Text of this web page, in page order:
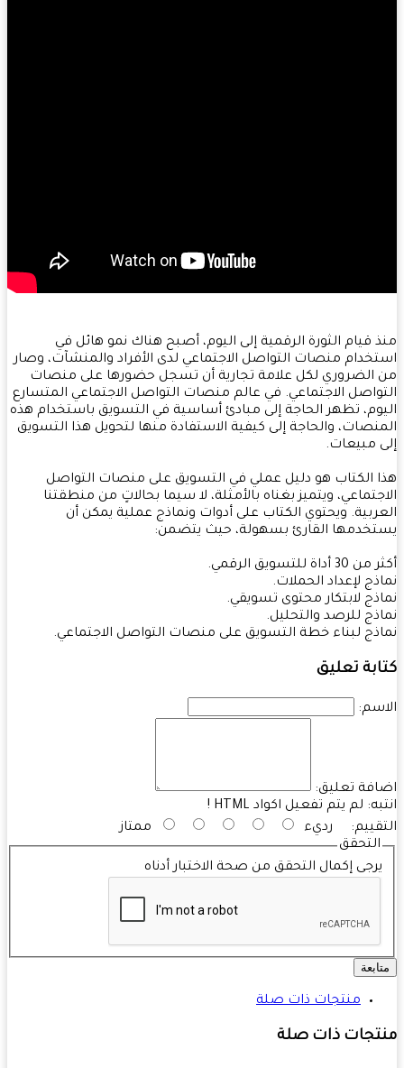
قيام الثورة الرقمية إلى اليوم، أصبح هناك نمو هائل في
منصات التواصل الاجتماعي لدى الأفراد والمنشآت، وصار
الضروري لكل علامة تجارية أن تسجل حضورها على منصات
الاجتماعي. في عالم منصات التواصل الاجتماعي المتسارع
تظهر الحاجة إلى مبادئ أساسية في التسويق باستخدام هذه
والحاجة إلى كيفية الاستفادة منها لتحويل هذا التسويق
مبيعات.
الكتاب هو دليل عملي في التسويق على منصات التواصل
ويتميز بغناه بالأمثلة، لا سيما بحالاتٍ من منطقتنا
ويحتوي الكتاب على أدوات ونماذج عملية يمكن أن
القارئ بسهولة، حيث يتضمن:
للتسويق الرقمي.
لإعداد الحملات.
لابتكار محتوى تسويقي.
للرصد والتحليل.
لبناء خطة التسويق على منصات التواصل الاجتماعي.
تعليق
تعليق:
لم يتم تفعيل اكواد HTML !
رديء
ممتاز
التحقق
يرجى إكمال التحقق من صحة الاختبار أدناه
منتجات ذات صلة
ذات صلة